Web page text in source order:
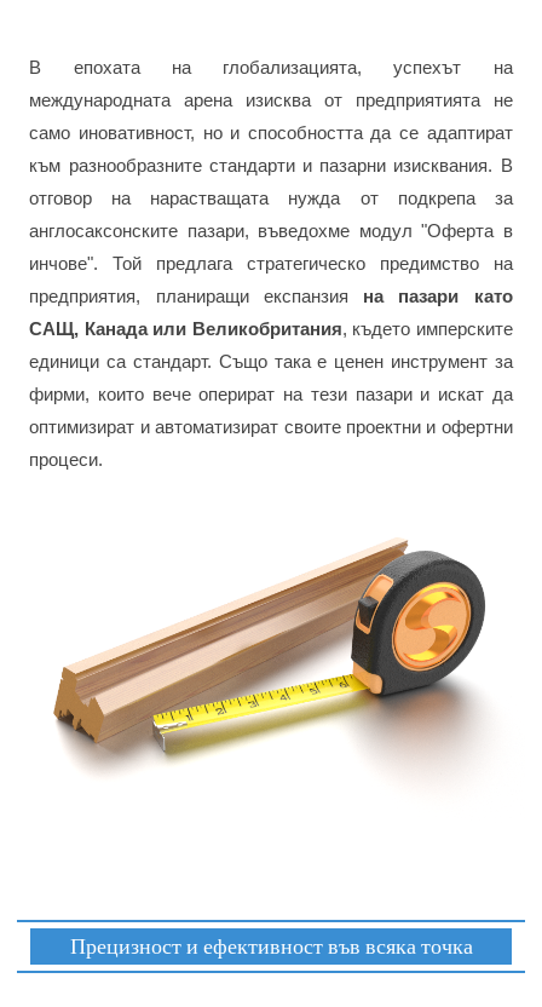
В епохата на глобализацията, успехът на
международната арена изисква от предприятията не
само иновативност, но и способността да се адаптират
към разнообразните стандарти и пазарни изисквания. В
отговор на нарастващата нужда от подкрепа за
англосаксонските пазари, въведохме модул "Оферта в
инчове". Той предлага стратегическо предимство на
предприятия, планиращи експанзия на пазари като
САЩ, Канада или Великобритания, където имперските
единици са стандарт. Също така е ценен инструмент за
фирми, които вече оперират на тези пазари и искат да
оптимизират и автоматизират своите проектни и офертни
процеси.
Прецизност и ефективност във всяка точка